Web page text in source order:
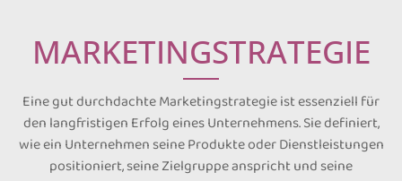
MARKETINGSTRATEGIE
Eine gut durchdachte Marketingstrategie ist essenziell für
den langfristigen Erfolg eines Unternehmens. Sie definiert,
wie ein Unternehmen seine Produkte oder Dienstleistungen
positioniert, seine Zielgruppe anspricht und seine